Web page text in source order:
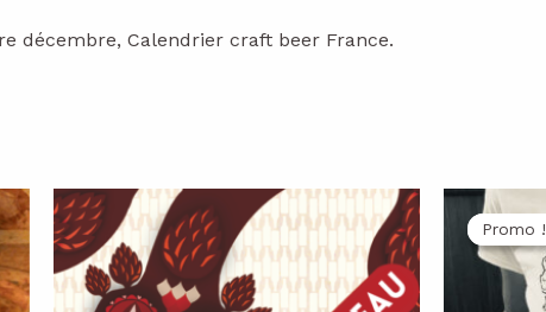
décembre, Calendrier craft beer France.
Promo !
Promo !